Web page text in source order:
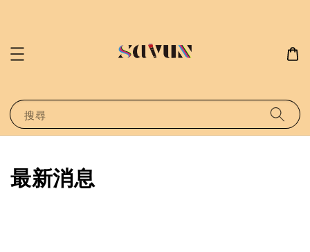
搜尋
最新消息